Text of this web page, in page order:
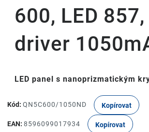
600, LED 857,
driver
LED panel s nanoprizmatickým
Kód: QN5C600/1050ND Kopírovat
EAN: 8596099017934 Kopírovat